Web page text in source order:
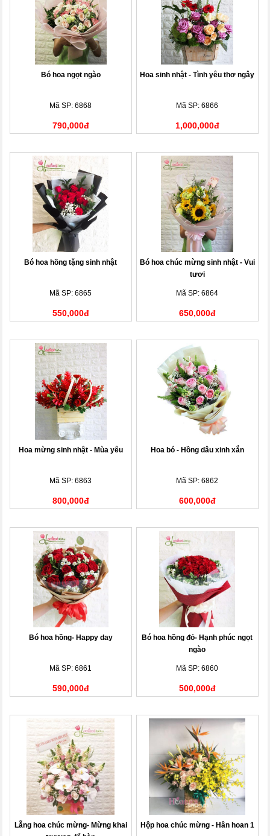
Bó hoa ngọt ngào
Mã SP: 6868
790,000đ
Hoa sinh nhật - Tình yêu thơ ngây
Mã SP: 6866
1,000,000đ
Bó hoa hồng tặng sinh nhật
Mã SP: 6865
550,000đ
Bó hoa chúc mừng sinh nhật - Vui
tươi
Mã SP: 6864
650,000đ
Hoa mừng sinh nhật - Mùa yêu
Mã SP: 6863
800,000đ
Hoa bó - Hồng dâu xinh xắn
Mã SP: 6862
600,000đ
Bó hoa hồng- Happy day
Mã SP: 6861
590,000đ
Bó hoa hồng đỏ- Hạnh phúc ngọt
ngào
Mã SP: 6860
500,000đ
Lẵng hoa chúc mừng- Mừng khai
Hộp hoa chúc mừng - Hân hoan 1